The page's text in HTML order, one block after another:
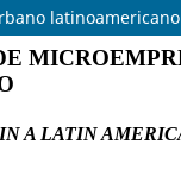
latinoamericano